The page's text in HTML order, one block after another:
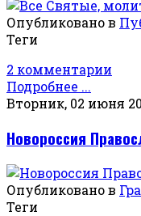
Опубликовано в
Теги
2 комментарии
Подробнее ...
Вторник, 02 июня
Новороссия
Опубликовано в
Теги